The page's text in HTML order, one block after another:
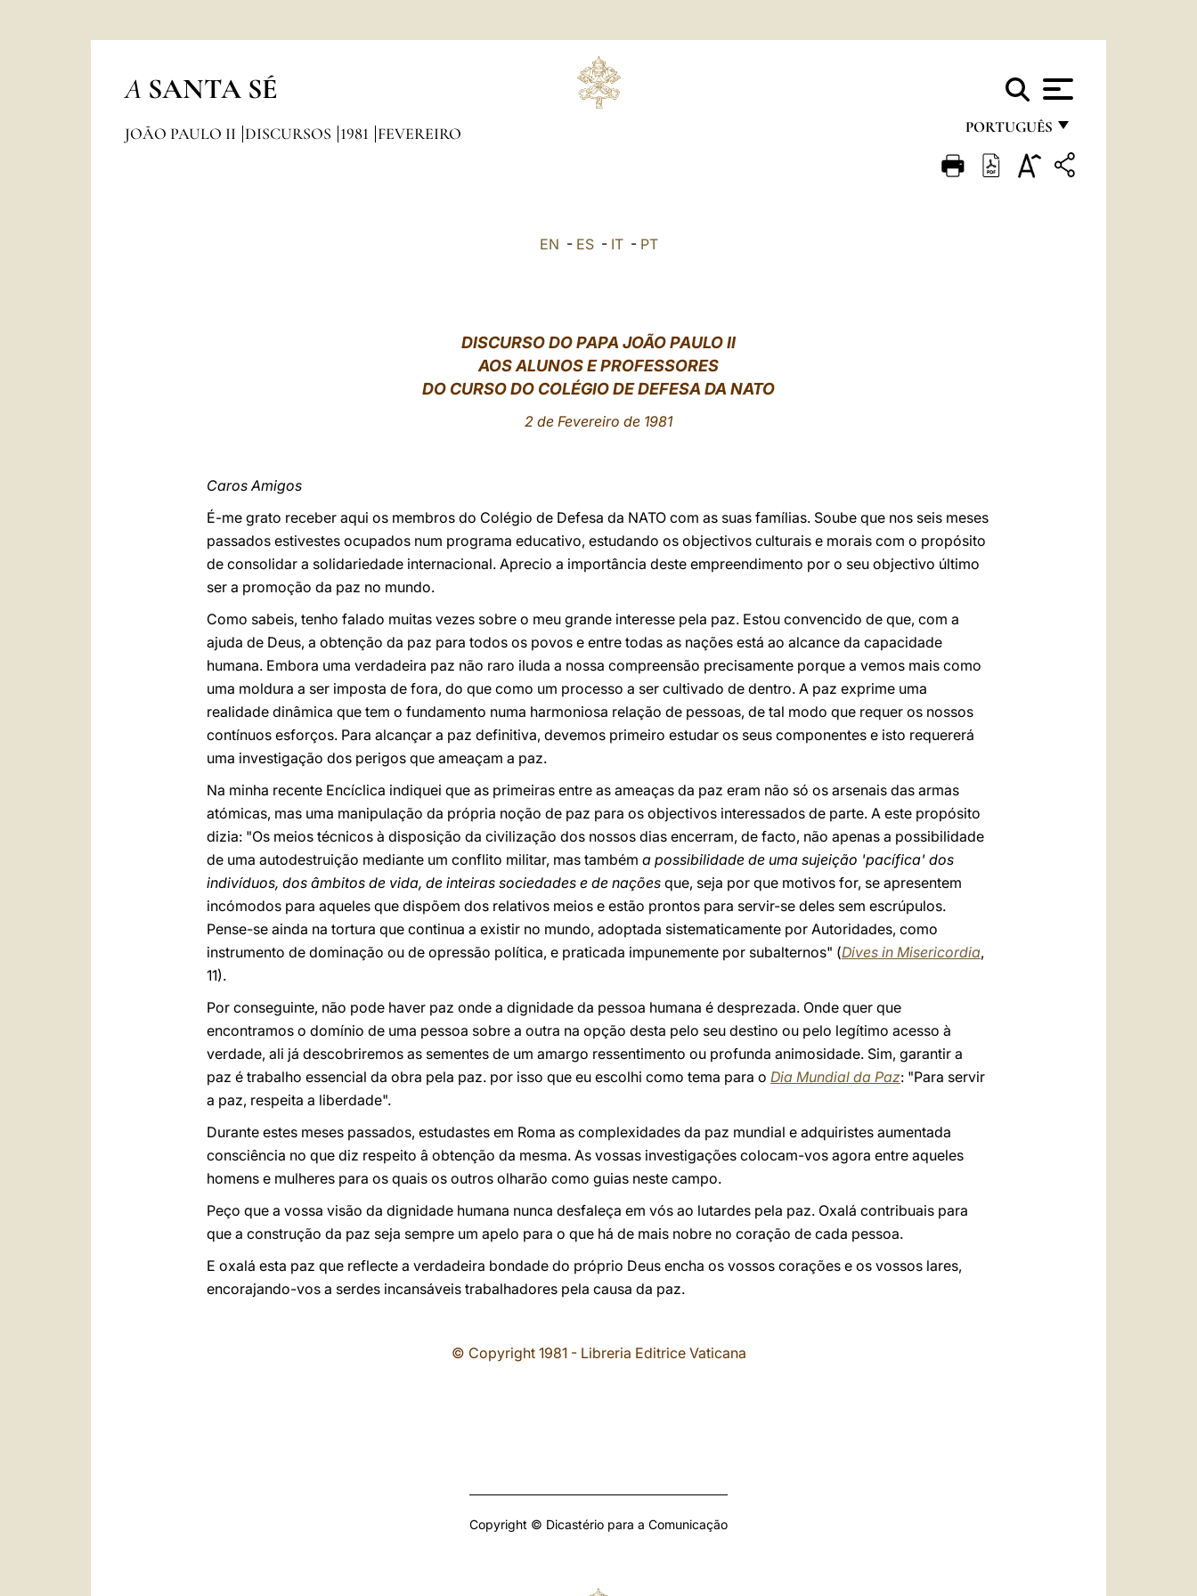
A SANTA SÉ
PORTUGUÊS
FRANÇAIS
JOÃO PAULO II DISCURSOS 1981 FEVEREIRO
EN - ES- IT- PT
DISCURSO DO PAPA JOÃO PAULO II
AOS ALUNOS E PROFESSORES
DO CURSO DO COLÉGIO DE DEFESA DA NATO
2 de Fevereiro de 1981
Caros Amigos
É-me grato receber aqui os membros do Colégio de Defesa da NATO com as suas famílias. Soube que nos seis meses
passados estivestes ocupados num programa educativo, estudando os objectivos culturais e morais com o propósito
de consolidar a solidariedade internacional. Aprecio a importância deste empreendimento por o seu objectivo último
ser a promoção da paz no mundo.
Como sabeis, tenho falado muitas vezes sobre o meu grande interesse pela paz. Estou convencido de que, com a
ajuda de Deus, a obtenção da paz para todos os povos e entre todas as nações está ao alcance da capacidade
humana. Embora uma verdadeira paz não raro iluda a nossa compreensão precisamente porque a vemos mais como
uma moldura a ser imposta de fora, do que como um processo a ser cultivado de dentro. A paz exprime uma
realidade dinâmica que tem o fundamento numa harmoniosa relação de pessoas, de tal modo que requer os nossos
contínuos esforços. Para alcançar a paz definitiva, devemos primeiro estudar os seus componentes e isto requererá
uma investigação dos perigos que ameaçam a paz.
Na minha recente Encíclica indiquei que as primeiras entre as ameaças da paz eram não só os arsenais das armas
atómicas, mas uma manipulação da própria noção de paz para os objectivos interessados de parte. A este propósito
dizia: "Os meios técnicos à disposição da civilização dos nossos dias encerram, de facto, não apenas a possibilidade
de uma autodestruição mediante um conflito militar, mas também a possibilidade de uma sujeição 'pacífica' dos
indivíduos, dos âmbitos de vida, de inteiras sociedades e de nações que, seja por que motivos for, se apresentem
incómodos para aqueles que dispõem dos relativos meios e estão prontos para servir-se deles sem escrúpulos.
Pense-se ainda na tortura que continua a existir no mundo, adoptada sistematicamente por Autoridades, como
instrumento de dominação ou de opressão política, e praticada impunemente por subalternos" (Dives in Misericordia,
11).
Por conseguinte, não pode haver paz onde a dignidade da pessoa humana é desprezada. Onde quer que
encontramos o domínio de uma pessoa sobre a outra na opção desta pelo seu destino ou pelo legítimo acesso à
verdade, ali já descobriremos as sementes de um amargo ressentimento ou profunda animosidade. Sim, garantir a
paz é trabalho essencial da obra pela paz. por isso que eu escolhi como tema para o Dia Mundial da Paz: "Para servir
a paz, respeita a liberdade".
Durante estes meses passados, estudastes em Roma as complexidades da paz mundial e adquiristes aumentada
consciência no que diz respeito â obtenção da mesma. As vossas investigações colocam-vos agora entre aqueles
homens e mulheres para os quais os outros olharão como guias neste campo.
Peço que a vossa visão da dignidade humana nunca desfaleça em vós ao lutardes pela paz. Oxalá contribuais para
que a construção da paz seja sempre um apelo para o que há de mais nobre no coração de cada pessoa.
E oxalá esta paz que reflecte a verdadeira bondade do próprio Deus encha os vossos corações e os vossos lares,
encorajando-vos a serdes incansáveis trabalhadores pela causa da paz.
© Copyright 1981 - Libreria Editrice Vaticana
Copyright © Dicastério para a Comunicação